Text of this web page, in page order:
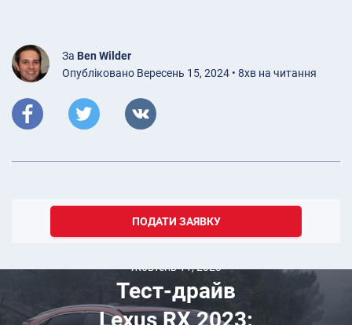
За Ben Wilder
Опубліковано Вересень 15, 2024 • 8хв на читання
ПОДАТИ ЗАЯВКУ
Жовтень 11, 2023
Тест-драйв
Lexus RX 2023: